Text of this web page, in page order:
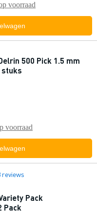
voorraad
500 Pick 1.5 mm
stuks
voorraad
reviews
Pack
Pack